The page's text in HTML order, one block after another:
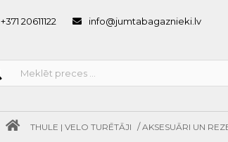
+371 20611122 info@jumtabagaznieki.lv
THULE | VELO TURĒTĀJI /AKSESUĀRI UN